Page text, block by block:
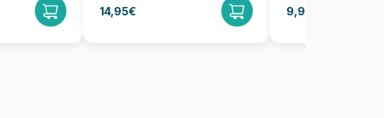
14,95€ 9,95€